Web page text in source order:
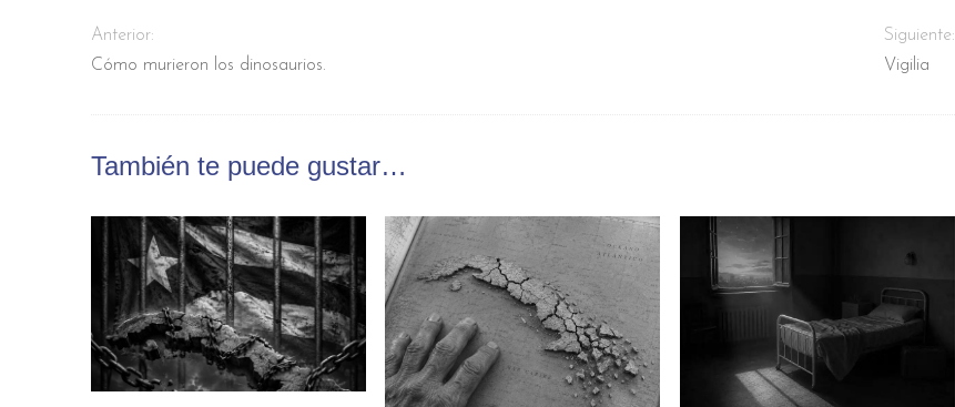
Anterior:
Cómo murieron los dinosaurios.
Siguiente:
Vigilia
También te puede gustar…